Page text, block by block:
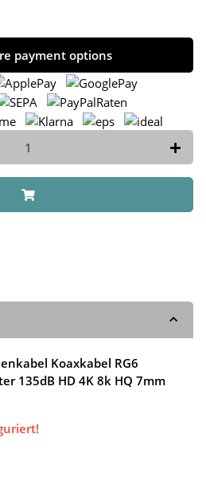
payment options
Koaxkabel RG6
135dB HD 4K 8k HQ 7mm